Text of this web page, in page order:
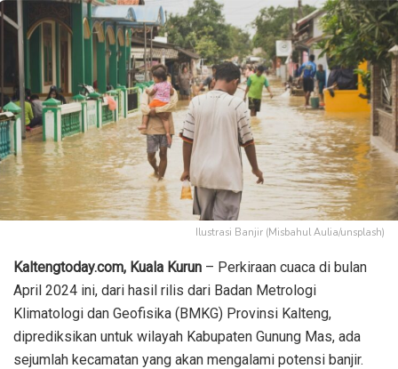
Ilustrasi Banjir (Misbahul Aulia/unsplash)
Kaltengtoday.com, Kuala Kurun – Perkiraan cuaca di bulan
April 2024 ini, dari hasil rilis dari Badan Metrologi
Klimatologi dan Geofisika (BMKG) Provinsi Kalteng,
diprediksikan untuk wilayah Kabupaten Gunung Mas, ada
sejumlah kecamatan yang akan mengalami potensi banjir.